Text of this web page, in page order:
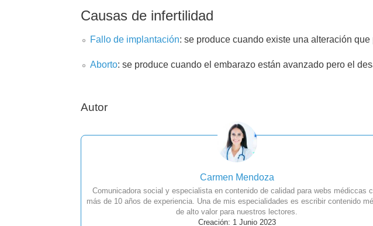
Causas de infertilidad
Fallo de implantación: se produce cuando existe una alteración
Aborto: se produce cuando el embarazo están avanzado pero el
Autor
Carmen Mendoza
Comunicadora social y especialista en contenido de calidad para webs médiccas
más de 10 años de experiencia. Una de mis especialidades es escribir contenido
de alto valor para nuestros lectores.
Creación: 1 Junio 2023